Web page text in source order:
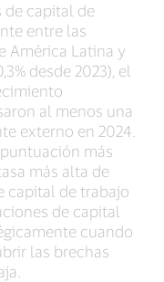
de capital de
entre las
América Latina y
desde 2023), el
al menos una
externo en 2024.
más
más alta de
capital de trabajo
de capital
cuando
las brechas